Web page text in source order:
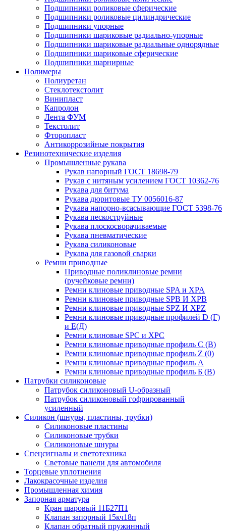
Подшипники роликовые сферические
Подшипники роликовые цилиндрические
Подшипники упорные
Подшипники шариковые радиально-упорные
Подшипники шариковые радиальные однорядные
Подшипники шариковые сферические
Подшипники шарнирные
Полимеры
Полиуретан
Стеклотекстолит
Винипласт
Капролон
Лента ФУМ
Текстолит
Фторопласт
Антикоррозийные покрытия
Резинотехнические изделия
Промышленные рукава
Рукав напорный ГОСТ 18698-79
Рукав с нитяным усилением ГОСТ 10362-76
Рукава для битума
Рукава дюритовые ТУ 0056016-87
Рукава напорно-всасывающие ГОСТ 5398-76
Рукава пескоструйные
Рукава плоскосворачиваемые
Рукава пневматические
Рукава силиконовые
Рукава для газовой сварки
Ремни приводные
Приводные поликлиновые ремни
(ручейковые ремни)
Ремни клиновые приводные SPA и XPA
Ремни клиновые приводные SPB И XPB
Ремни клиновые приводные SPZ И XPZ
Ремни клиновые приводные профилей D (Г)
и Е(Д)
Ремни клиновые SPC и XPC
Ремни клиновые приводные профиль C (В)
Ремни клиновые приводные профиль Z (0)
Ремни клиновые приводные профиль А
Ремни клиновые приводные профиль Б (B)
Патрубки силиконовые
Патрубок силиконовый U-образный
Патрубок силиконовый гофрированный
усиленный
Силикон (шнуры, пластины, трубки)
Силиконовые пластины
Силиконовые трубки
Силиконовые шнуры
Спецсигналы и светотехника
Световые панели для автомобиля
Торцевые уплотнения
Лакокрасочные изделия
Промышленная химия
Запорная арматура
Кран шаровый 11Б27П1
Клапан запорный 15кч18п
Клапан обратный пружинный